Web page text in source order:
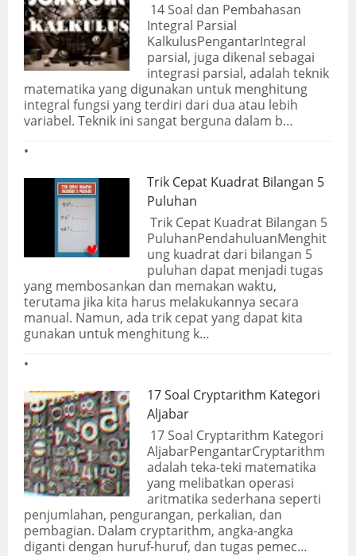
14 Soal dan Pembahasan
Integral Parsial
KalkulusPengantarIntegral
parsial, juga dikenal sebagai
integrasi parsial, adalah teknik
matematika yang digunakan untuk menghitung
integral fungsi yang terdiri dari dua atau lebih
variabel. Teknik ini sangat berguna dalam b…
Trik Cepat Kuadrat Bilangan 5
Puluhan
Trik Cepat Kuadrat Bilangan 5
PuluhanPendahuluanMenghit
ung kuadrat dari bilangan 5
puluhan dapat menjadi tugas
yang membosankan dan memakan waktu,
terutama jika kita harus melakukannya secara
manual. Namun, ada trik cepat yang dapat kita
gunakan untuk menghitung k…
17 Soal Cryptarithm Kategori
Aljabar
17 Soal Cryptarithm Kategori
AljabarPengantarCryptarithm
adalah teka-teki matematika
yang melibatkan operasi
aritmatika sederhana seperti
penjumlahan, pengurangan, perkalian, dan
pembagian. Dalam cryptarithm, angka-angka
diganti dengan huruf-huruf, dan tugas pemec…